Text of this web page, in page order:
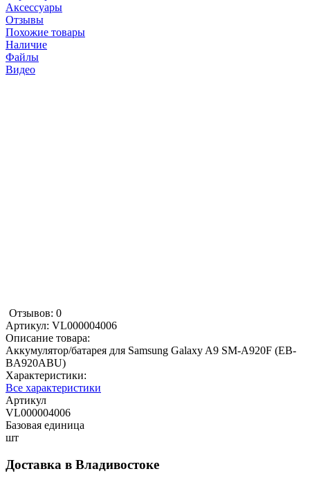
Аксессуары
Отзывы
Похожие товары
Наличие
Файлы
Видео
Отзывов: 0
Артикул: VL000004006
Описание товара:
Аккумулятор/батарея для Samsung Galaxy A9 SM-A920F (EB-
BA920ABU)
Характеристики:
Все характеристики
Артикул
VL000004006
Базовая единица
шт
Доставка в Владивостоке